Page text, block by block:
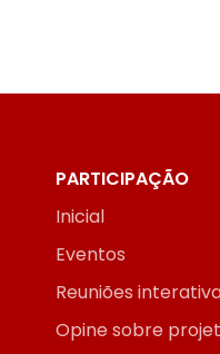
PARTICIPAÇÃO
Inicial
Eventos
Reuniões
Opine sobre